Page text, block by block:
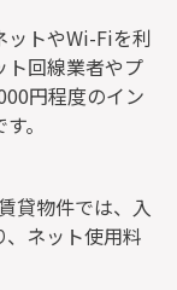
ットやWi-Fiを利
ト回線業者やプ
円程度のイン
。
貸物件では、入
ネット使用料